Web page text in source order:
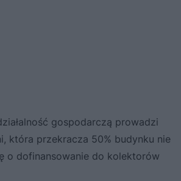
gospodarczą prowadzi
która przekracza 50% budynku nie
o dofinansowanie do kolektorów